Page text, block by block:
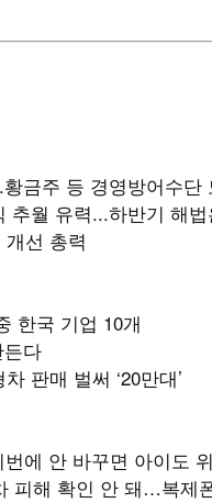
금주 등 경영방어수단
추월 유력...하반기 해
선 총력
한국 기업 10개
다
판매 벌써 ‘20만대’
에 안 바꾸면 아이도
피해 확인 안 돼…복제